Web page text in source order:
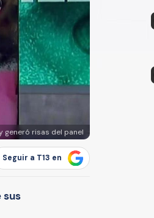
generó risas del panel
Seguir a T13 en
sus